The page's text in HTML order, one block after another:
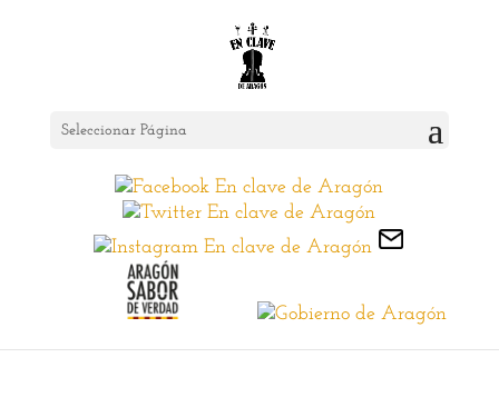
Seleccionar Página